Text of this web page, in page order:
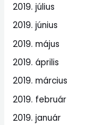
2019. július
2019. június
2019. május
2019. április
2019. március
2019. február
2019. január